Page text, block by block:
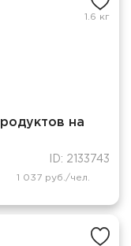
1.6 кг
на
ID: 2133743
1 037 руб./чел.